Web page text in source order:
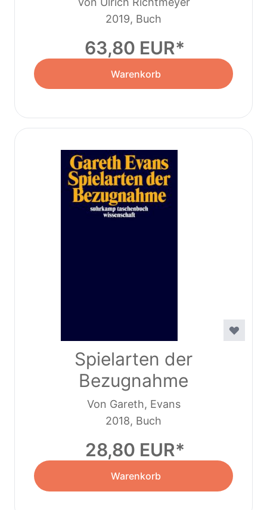
2019, Buch
63,80 EUR
Warenkorb
Spielarten der
Bezugnahme
Von Gareth, Evans
2018, Buch
28,80 EUR
Warenkorb